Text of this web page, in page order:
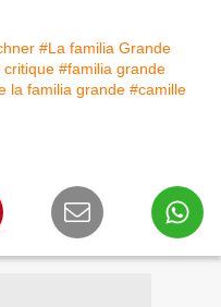
#La familia Grande
critique #familia grande
la familia grande #camille